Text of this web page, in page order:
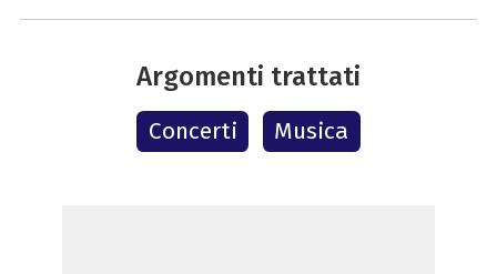
Argomenti trattati
Concerti Musica